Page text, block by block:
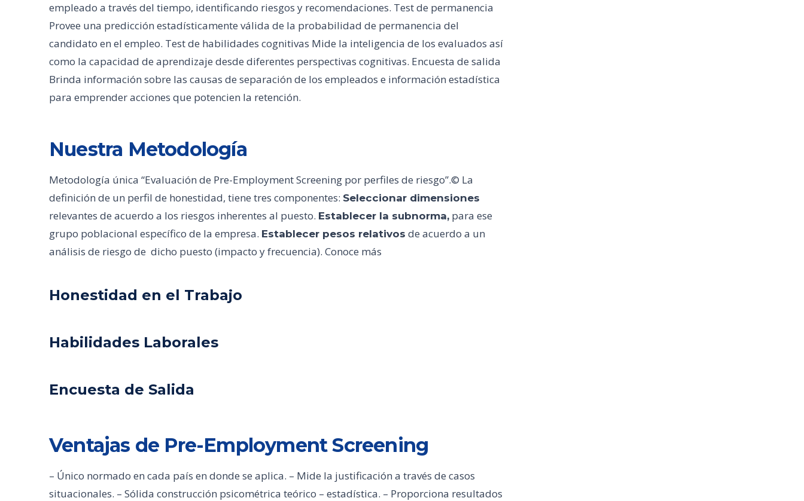
empleado a través del tiempo, identificando riesgos y recomendaciones. Test de permanencia
Provee una predicción estadísticamente válida de la probabilidad de permanencia del
candidato en el empleo. Test de habilidades cognitivas Mide la inteligencia de los evaluados así
como la capacidad de aprendizaje desde diferentes perspectivas cognitivas. Encuesta de salida
Brinda información sobre las causas de separación de los empleados e información estadística
para emprender acciones que potencien la retención.
Nuestra Metodología
Metodología única “Evaluación de Pre-Employment Screening por perfiles de riesgo”.© La
definición de un perfil de honestidad, tiene tres componentes: Seleccionar dimensiones
relevantes de acuerdo a los riesgos inherentes al puesto. Establecer la subnorma, para ese
grupo poblacional específico de la empresa. Establecer pesos relativos de acuerdo a un
análisis de riesgo de dicho puesto (impacto y frecuencia). Conoce más
Honestidad en el Trabajo
Habilidades Laborales
Encuesta de Salida
Ventajas de Pre-Employment Screening
– Único normado en cada país en donde se aplica. – Mide la justificación a través de casos
situacionales. – Sólida construcción psicométrica teórico – estadística. – Proporciona resultados